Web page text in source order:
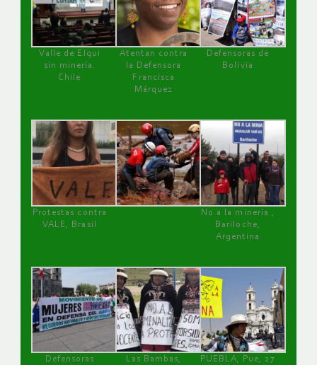
Valle de Elqui
sin minería.
Chile
Atentan contra
la Defensora
Francisca
Márquez
Defensoras de
Bolivia
Protestas contra
VALE, Brasil
No a la minería ,
Bariloche,
Argentina
Defensoras
Las Bambas,
PUEBLA, Pue, 27